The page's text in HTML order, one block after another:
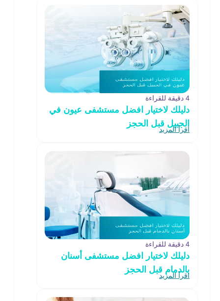
4 دقيقة للقراءة
دليلك لاختيار افضل مستشفى عيون في
الجبيل قبل الحجز
اقرأ المزيد
4 دقيقة للقراءة
دليلك لاختيار افضل مستشفى أسنان
بالدمام قبل الحجز
اقرأ المزيد